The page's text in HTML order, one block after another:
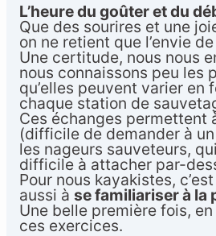
L’heure du goûter et du
Que des sourires et une
on ne retient que l’envie
Une certitude, nous nous
nous connaissons peu les
qu’elles peuvent varier
chaque station de
Ces échanges permettent
(difficile de demander à
les nageurs sauveteurs,
difficile à attacher par-
Pour nous kayakistes,
aussi à se familiariser à la
Une belle première fois,
ces exercices.